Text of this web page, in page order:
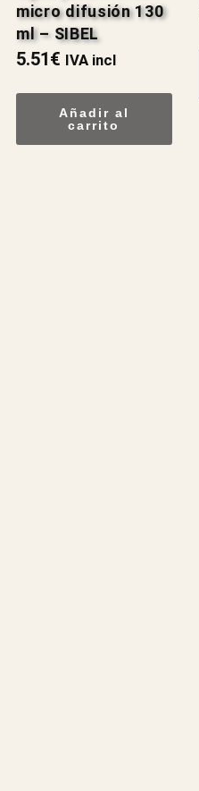
micro difusión 130
ml – SIBEL
5.51€ IVA incl
Añadir al
carrito